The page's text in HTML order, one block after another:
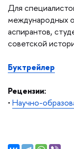
Для
международных
аспирантов,
советской
Буктрейлер
Рецензии:
• Научно-